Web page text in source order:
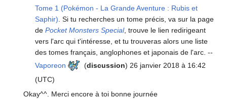
Tome 1 (Pokémon - La Grande Aventure : Rubis et
Saphir) . Si tu recherches un tome précis, va sur la page
de Pocket Monsters Special, trouve le lien redirigeant
vers l'arc qui t'intéresse, et tu trouveras alors une liste
des tomes français, anglophones et japonais de l'arc. --
Vaporeon
(discussion) 26 janvier 2018 à 16:42
(UTC)
Okay^^. Merci encore à toi bonne journée